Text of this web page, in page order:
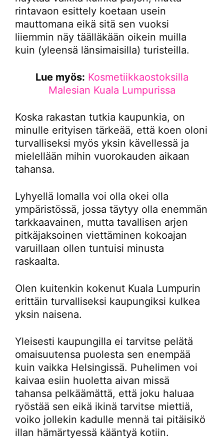
rintavaon esittely koetaan usein
mauttomana eikä sitä sen vuoksi
liiemmin näy täälläkään oikein muilla
kuin (yleensä länsimaisilla) turisteilla.
Lue myös: Kosmetiikkaostoksilla
Malesian Kuala Lumpurissa
Koska rakastan tutkia kaupunkia, on
minulle erityisen tärkeää, että koen oloni
turvalliseksi myös yksin kävellessä ja
mielellään mihin vuorokauden aikaan
tahansa.
Lyhyellä lomalla voi olla okei olla
ympäristössä, jossa täytyy olla enemmän
tarkkaavainen, mutta tavallisen arjen
pitkäjaksoinen viettäminen kokoajan
varuillaan ollen tuntuisi minusta
raskaalta.
Olen kuitenkin kokenut Kuala Lumpurin
erittäin turvalliseksi kaupungiksi kulkea
yksin naisena.
Yleisesti kaupungilla ei tarvitse pelätä
omaisuutensa puolesta sen enempää
kuin vaikka Helsingissä. Puhelimen voi
kaivaa esiin huoletta aivan missä
tahansa pelkäämättä, että joku haluaa
ryöstää sen eikä ikinä tarvitse miettiä,
voiko jollekin kadulle mennä tai pitäisikö
illan hämärtyessä kääntyä kotiin.